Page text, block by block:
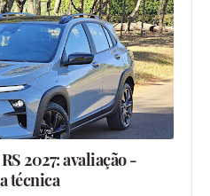
2027: avaliação -
técnica